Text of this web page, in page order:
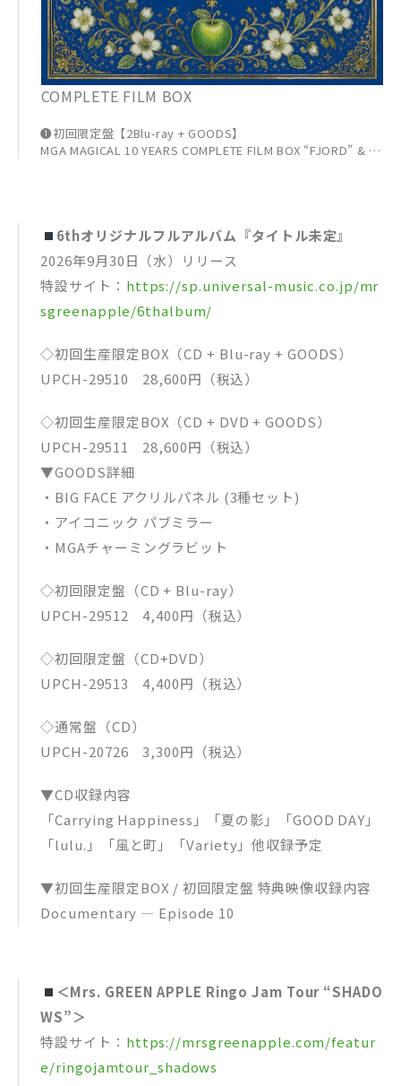
COMPLETE FILM BOX
❶初回限定盤【2Blu-ray + GOODS】
MGA MAGICAL 10 YEARS COMPLETE FILM BOX “FJORD” & “T
HE ORIGIN”
UPBH-29110 ¥25,300（税込） ¥23,000（税別）
＜❶❷共通仕様＞
＊LPサイズ スクエアフォトブック（40P）
＊GOODS
・アクリルスタンド (3種セット) feat. “FJORD”
・デコレーションシール Inspired by “FJORD”
・ステージマップ レジャーシート Inspired by “FJORD”
❸通常盤【Blu-ray】
MGA MAGICAL 10 YEARS ANNIVERSARY LIVE ～FJORD～ ON
SCREEN
UPXH-20155 ¥6,600（税込）¥6,000（税別）
❹通常盤【2DVD】
MGA MAGICAL 10 YEARS ANNIVERSARY LIVE ～FJORD～ ON
SCREEN
UPBH-20349/50 ¥6,600（税込）¥6,000（税別）
MGA MAGICAL 10 YEARS DOCUMENTARY FILM ～THE ORIGIN
～
UPXH-20156 ¥6,600（税込）¥6,000（税別）
MGA MAGICAL 10 YEARS DOCUMENTARY FILM ～THE ORIGIN
～
UPBH-20351/2 ¥6,600（税込）¥6,000（税別）
▼MGA MAGICAL 10 YEARS ANNIVERSARY LIVE ～FJORD～ O
N SCREEN収録内容
2025年にデビュー10周年を迎えたMrs. GREEN APPLEは、同
GICAL 10 YEARS ANNIVERSARY LIVE 〜FJORD〜」を開催。２
日間で約10万人の観客を会場に動員し、2日目はWOWOWでの
「生中継」のほか、計15の配信プラットフォームでの「生配
信」、全国325館での「映画館ライブビューイング」、“みる
配信とライブビューイングも含め2日間でトータル約35万人以
上を熱狂させた。その “伝説”となった圧巻のステージパフォ
ーマンスを完全収録したライブフィルム。さらにその日に至る
1. コロンブス
2. ビターバカンス
3. フロリジナル
4. ANTENNA
5. クスシキ
6. アンゼンパイ
6thオリジナルフルアルバム『タイトル未定』
2026年9月30日（水）リリース
特設サイト： https://sp.universal-music.co.jp/mr
sgreenapple/6thalbum/
◇初回生産限定BOX（CD + Blu-ray + GOODS）
UPCH-29510 28,600円（税込）
◇初回生産限定BOX（CD + DVD + GOODS）
UPCH-29511 28,600円（税込）
▼GOODS詳細
・BIG FACE アクリルパネル (3種セット)
・アイコニック パブミラー
・MGAチャーミングラビット
◇初回限定盤（CD + Blu-ray）
UPCH-29512 4,400円（税込）
◇初回限定盤（CD+DVD）
UPCH-29513 4,400円（税込）
◇通常盤（CD）
UPCH-20726 3,300円（税込）
▼CD収録内容
「Carrying Happiness」「夏の影」「GOOD DAY」
「lulu.」「風と町」「Variety」他収録予定
▼初回生産限定BOX / 初回限定盤 特典映像収録内容
Documentary — Episode 10
＜Mrs. GREEN APPLE Ringo Jam Tour “SHADO
WS”＞
特設サイト： https://mrsgreenapple.com/featur
e/ringojamtour_shadows